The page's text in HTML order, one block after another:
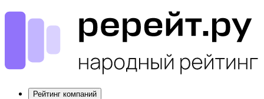
Рейтинг компаний